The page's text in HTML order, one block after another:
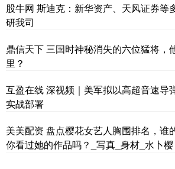
股牛网 斯迪克：新华资产、天风证券等
研我司
鼎信天下 三国时神秘消失的六位猛将，
里？
互盈在线 深视频｜美军拟以高超音速导
实战部署
美美配资 盘点樱花女艺人胸围排名，谁
你看过她的作品吗？_写真_身材_水卜樱